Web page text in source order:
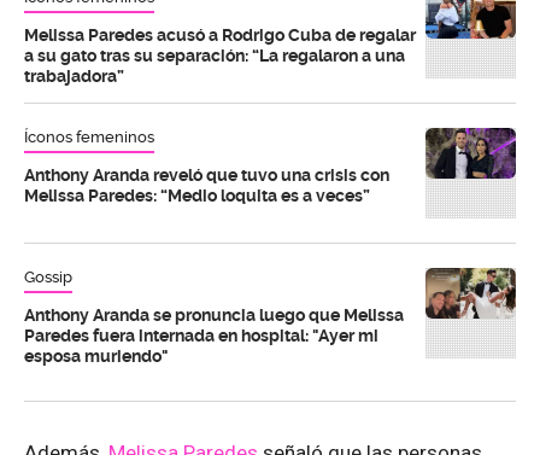
Melissa Paredes acusó a Rodrigo Cuba de regalar
a su gato tras su separación: “La regalaron a una
trabajadora”
Íconos femeninos
Anthony Aranda reveló que tuvo una crisis con
Melissa Paredes: “Medio loquita es a veces”
Gossip
Anthony Aranda se pronuncia luego que Melissa
Paredes fuera internada en hospital: "Ayer mi
esposa muriendo"